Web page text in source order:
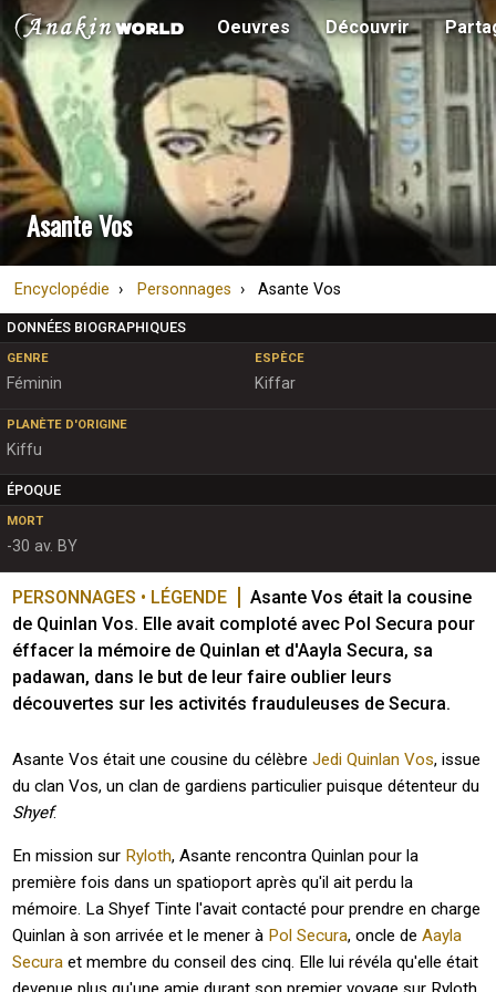
Oeuvres Découvrir
Asante Vos
Encyclopédie Personnages Asante Vos
DONNÉES BIOGRAPHIQUES
GENRE
Féminin
ESPÈCE
Kiffar
PLANÈTE D'ORIGINE
Kiffu
ÉPOQUE
MORT
-30 av. BY
PERSONNAGES • LÉGENDE
Asante Vos était la cousine
de Quinlan Vos. Elle avait comploté avec Pol Secura pour
éffacer la mémoire de Quinlan et d'Aayla Secura, sa
padawan, dans le but de leur faire oublier leurs
découvertes sur les activités frauduleuses de Secura.
Asante Vos était une cousine du célèbreJedi Quinlan Vos, issue
du clan Vos, un clan de gardiens particulier puisque détenteur du
Shyef.
En mission sur Ryloth, Asante rencontra Quinlan pour la
première fois dans un spatioport après qu'il ait perdu la
mémoire. La Shyef Tinte l'avait contacté pour prendre en charge
Quinlan à son arrivée et le mener à Pol Secura, oncle deAayla
Secura et membre du conseil des cinq. Elle lui révéla qu'elle était